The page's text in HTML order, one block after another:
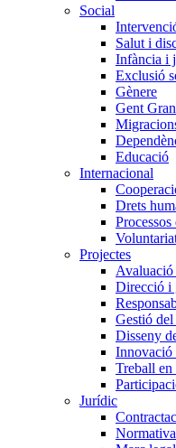
Social
Salut i
Infància i
Exclusió
Gènere
Gent Gran
Educació
Internacional
Drets
Processos
Projectes
Direcció i
Gestió
Disseny
Innovació
Treball en
Jurídic